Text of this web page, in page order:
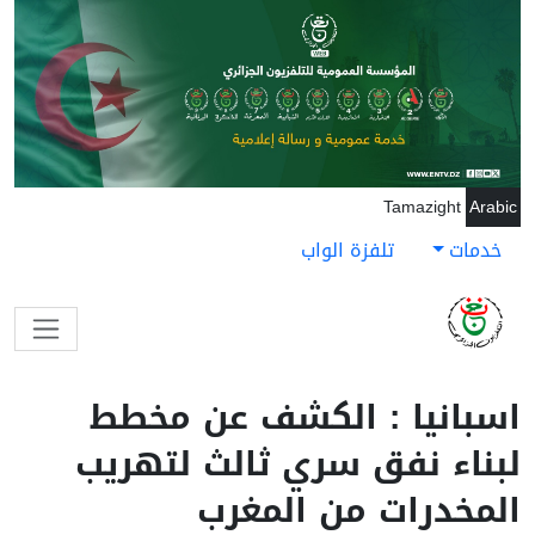
تجاوز إلى المحتوى الرئيسي
Arabic
Tamazight
خدمات تلفزة الواب
اسبانيا : الكشف عن مخطط
لبناء نفق سري ثالث لتهريب
المخدرات من المغرب